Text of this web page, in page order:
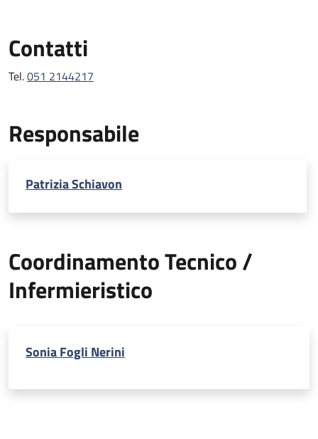
Contatti
Tel.051 2144217
Responsabile
Patrizia Schiavon
Coordinamento Tecnico /
Infermieristico
Sonia Fogli Nerini